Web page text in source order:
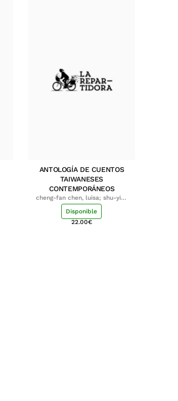
ANTOLOGÍA DE CUENTOS
TAIWANESES
CONTEMPORÁNEOS
cheng-fan chen, luisa; shu-ying
chang, luisa
Disponible
22.00€